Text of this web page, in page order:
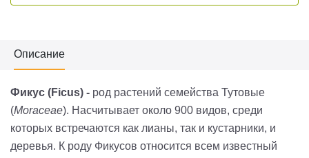
Описание
Фикус (Ficus) - род растений семейства Тутовые
(Moraceae). Насчитывает около 900 видов, среди
которых встречаются как лианы, так и кустарники, и
деревья. К роду Фикусов относится всем известный